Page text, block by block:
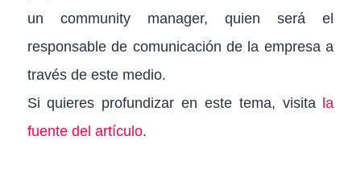
un community manager, quien será el
responsable de comunicación de la empresa a
través de este medio.
Si quieres profundizar en este tema, visita la
fuente del artículo.